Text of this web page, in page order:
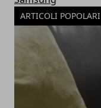
ARTICOLI POPOLARI